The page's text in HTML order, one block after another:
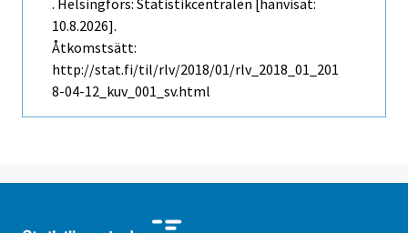
. Helsingfors: Statistikcentralen [hänvisat:
10.8.2026].
Åtkomstsätt:
http://stat.fi/til/rlv/2018/01/rlv_2018_01_201
8-04-12_kuv_001_sv.html